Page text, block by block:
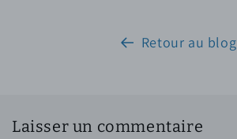
Retour au blog
Laisser un commentaire